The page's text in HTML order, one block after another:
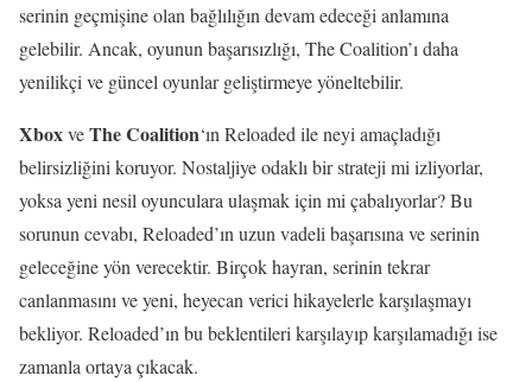
serinin geçmişine olan bağlılığın devam edeceği anlamına
gelebilir. Ancak, oyunun başarısızlığı, The Coalition’ı daha
yenilikçi ve güncel oyunlar geliştirmeye yöneltebilir.
XboxveThe Coalition‘ın Reloaded ile neyi amaçladığı
belirsizliğini koruyor. Nostaljiye odaklı bir strateji mi izliyorlar,
yoksa yeni nesil oyunculara ulaşmak için mi çabalıyorlar? Bu
sorunun cevabı, Reloaded’ın uzun vadeli başarısına ve serinin
geleceğine yön verecektir. Birçok hayran, serinin tekrar
canlanmasını ve yeni, heyecan verici hikayelerle karşılaşmayı
bekliyor. Reloaded’ın bu beklentileri karşılayıp karşılamadığı ise
zamanla ortaya çıkacak.